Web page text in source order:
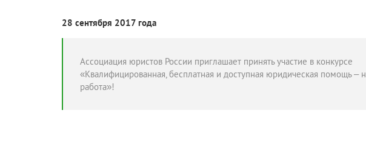
28 сентября 2017 года
Ассоциация юристов России приглашает принять участие в конкурсе
«Квалифицированная, бесплатная и доступная юридическая помощь –
работа»!